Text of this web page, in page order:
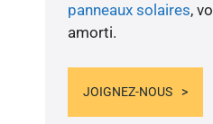
panneaux solaires,
amorti.
JOIGNEZ-NOUS